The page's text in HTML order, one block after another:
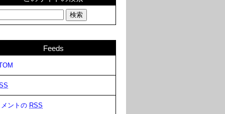
Feeds
ントの RSS